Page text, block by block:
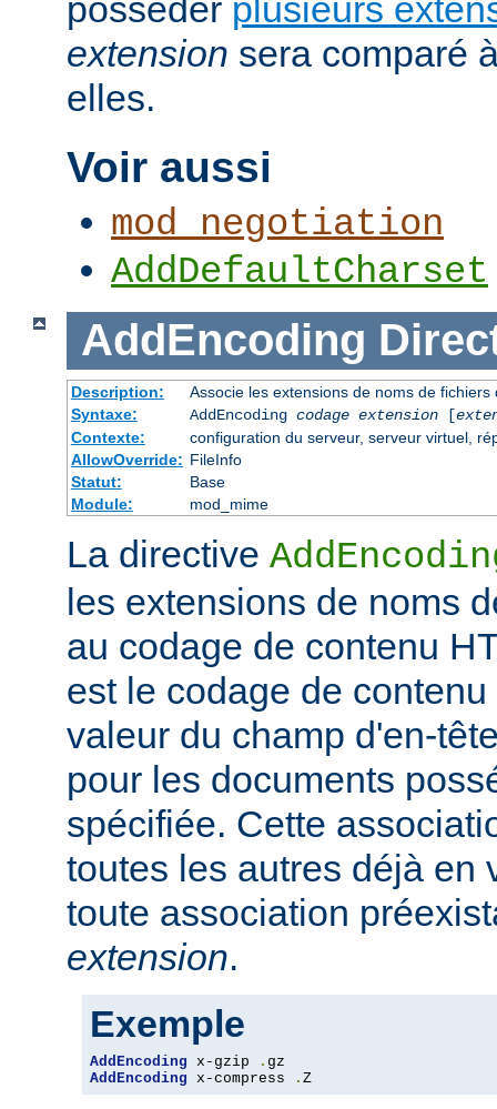
posséder plusieurs
extension sera comparé
elles.
Voir aussi
mod_negotiation
AddDefaultCharset
AddEncoding
Description:
Associe les extensions de noms de
Syntaxe:
AddEncoding codage extension[
Contexte:
configuration du serveur, serveur virtuel,
AllowOverride: FileInfo
Statut:
Base
Module:
mod_mime
La directive
les extensions de noms
au codage de contenu
est le codage de
valeur du champ d'en-
pour les documents
spécifiée. Cette
toutes les autres déjà en
toute association
extension.
Exemple
AddEncoding x-gzip .
AddEncoding x-compress . Z